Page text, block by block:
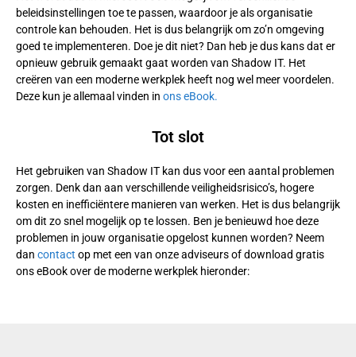
beleidsinstellingen toe te passen, waardoor je als organisatie
controle kan behouden. Het is dus belangrijk om zo’n omgeving
goed te implementeren. Doe je dit niet? Dan heb je dus kans dat er
opnieuw gebruik gemaakt gaat worden van Shadow IT. Het
creëren van een moderne werkplek heeft nog wel meer voordelen.
Deze kun je allemaal vinden in ons eBook.
Tot slot
Het gebruiken van Shadow IT kan dus voor een aantal problemen
zorgen. Denk dan aan verschillende veiligheidsrisico’s, hogere
kosten en inefficiëntere manieren van werken. Het is dus belangrijk
om dit zo snel mogelijk op te lossen. Ben je benieuwd hoe deze
problemen in jouw organisatie opgelost kunnen worden? Neem
dan contact op met een van onze adviseurs of download gratis
ons eBook over de moderne werkplek hieronder: